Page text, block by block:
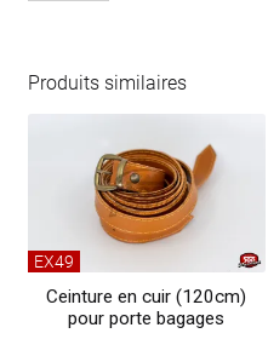
glace
Produits similaires
EX49
Ceinture en cuir (120cm)
pour porte bagages